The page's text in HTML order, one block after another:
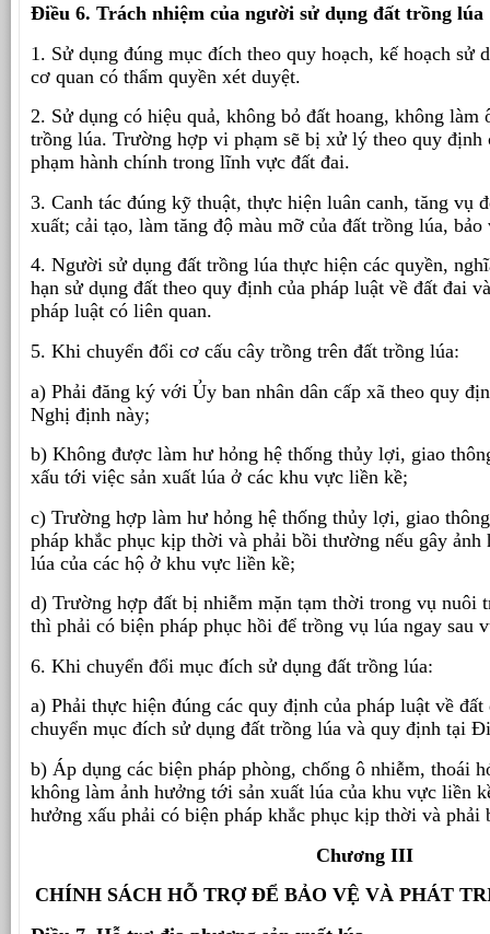
Điều 6. Trách nhiệm của người sử dụng đất trồng lúa
1. Sử dụng đúng mục đích theo quy hoạch, kế hoạch sử
cơ quan có thẩm quyền xét duyệt.
2. Sử dụng có hiệu quả, không bỏ đất hoang, không làm
trồng lúa. Trường hợp vi phạm sẽ bị xử lý theo quy
phạm hành chính trong lĩnh vực đất đai.
3. Canh tác đúng kỹ thuật, thực hiện luân canh, tăng vụ
xuất; cải tạo, làm tăng độ màu mỡ của đất trồng lúa,
4. Người sử dụng đất trồng lúa thực hiện các quyền,
hạn sử dụng đất theo quy định của pháp luật về đất đai
pháp luật có liên quan.
5. Khi chuyển đổi cơ cấu cây trồng trên đất trồng lúa:
a) Phải đăng ký với Ủy ban nhân dân cấp xã theo quy
Nghị định này;
b) Không được làm hư hỏng hệ thống thủy lợi, giao
xấu tới việc sản xuất lúa ở các khu vực liền kề;
c) Trường hợp làm hư hỏng hệ thống thủy lợi, giao
pháp khắc phục kịp thời và phải bồi thường nếu gây ảnh
lúa của các hộ ở khu vực liền kề;
d) Trường hợp đất bị nhiễm mặn tạm thời trong vụ nuôi
thì phải có biện pháp phục hồi để trồng vụ lúa ngay sau
6. Khi chuyển đổi mục đích sử dụng đất trồng lúa:
a) Phải thực hiện đúng các quy định của pháp luật về
chuyển mục đích sử dụng đất trồng lúa và quy định tại
b) Áp dụng các biện pháp phòng, chống ô nhiễm, thoái
không làm ảnh hưởng tới sản xuất lúa của khu vực liền
hưởng xấu phải có biện pháp khắc phục kịp thời và
Chương III
CHÍNH SÁCH HỖ TRỢ ĐỂ BẢO VỆ VÀ PHÁT